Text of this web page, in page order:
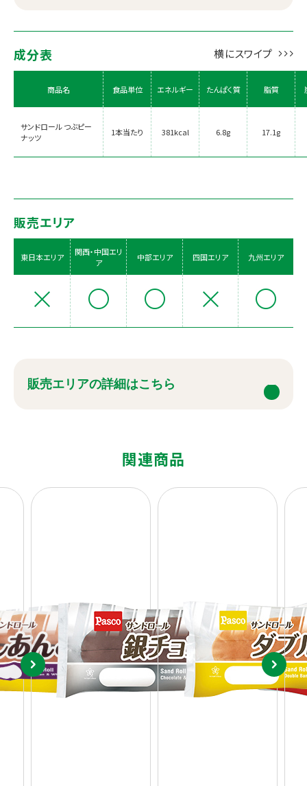
成分表
商品名 食品単位 エネルギー たんぱく質 脂質
サンドロール つぶピー
ナッツ
1本当たり 381kcal 6.8g 17.1g
販売エリア
東日本エリア
関西・中国エリ
ア
中部エリア 四国エリア 九州エリア
販売エリアの詳細はこちら
関連商品